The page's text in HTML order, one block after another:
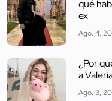
qué
ex
Ago. 4,
¿Por
a
Ago. 3,